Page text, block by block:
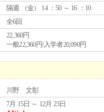
隔週 （金） 14 ：50 ～ 16 ：10
全6回
22,360円
一般22,360円/入学者20,090円
川野 文彰
7月 15日 ～ 12月 23日